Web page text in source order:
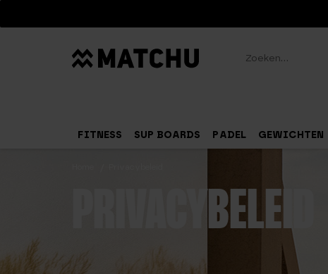
FITNESS SUP BOARDS PADEL GEWICHTEN
PRIVACYBELEID